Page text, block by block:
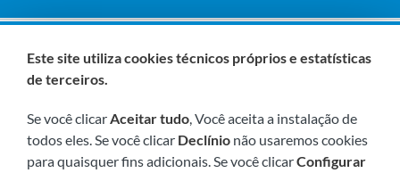
Somos membros de:
Este site utiliza cookies técnicos próprios e estatísticas
de terceiros.
Se você clicarAceitar tudo, Você aceita a instalação de
todos eles. Se você clicar Declínio não usaremos cookies
para quaisquer fins adicionais. Se você clicarConfigurar